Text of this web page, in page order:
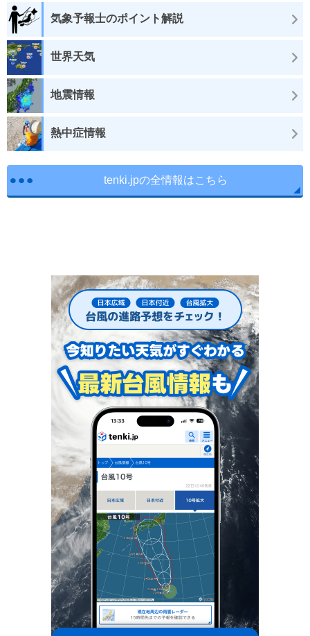
気象予報士のポイント解説
世界天気
地震情報
熱中症情報
tenki.jpの全情報はこちら